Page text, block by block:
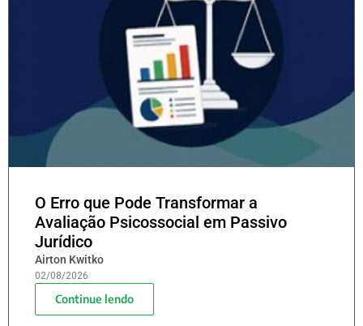
O Erro que Pode Transformar a
Avaliação Psicossocial em Passivo
Jurídico
Airton Kwitko
02/08/2026
Continue lendo